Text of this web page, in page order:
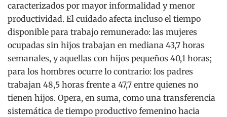
caracterizados por mayor informalidad y menor
productividad. El cuidado afecta incluso el tiempo
disponible para trabajo remunerado: las mujeres
ocupadas sin hijos trabajan en mediana 43,7 horas
semanales, y aquellas con hijos pequeños 40,1 horas;
para los hombres ocurre lo contrario: los padres
trabajan 48,5 horas frente a 47,7 entre quienes no
tienen hijos. Opera, en suma, como una transferencia
sistemática de tiempo productivo femenino hacia